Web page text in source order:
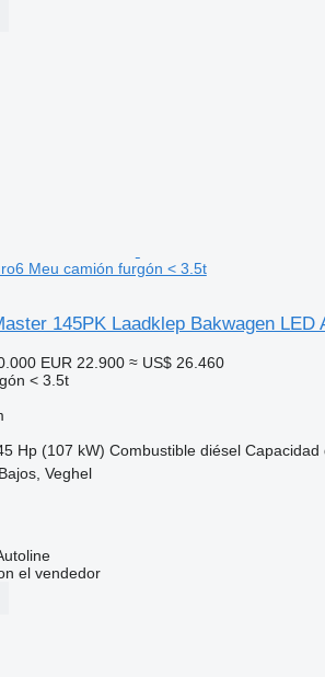
Meu camión furgón < 3.5t
145PK Laadklep Bakwagen
EUR 22.900 ≈ US$ 26.460
< 3.5t
Hp (107 kW) Combustible diésel Capacidad
Veghel
el vendedor